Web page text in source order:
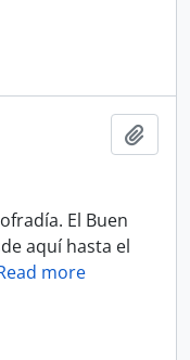
El Buen
aquí hasta el
more